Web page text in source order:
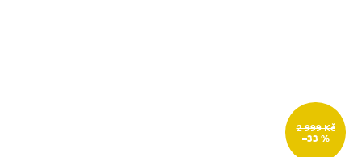
2 999 Kč
–33 %